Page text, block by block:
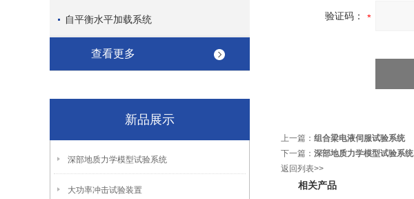
自平衡水平加载系统
查看更多
新品展示
深部地质力学模型试验系统
大功率冲击试验装置
验证码：
上一篇： 组合梁电液伺服试验系统
下一篇： 深部地质力学模型试验系统
返回列表>>
相关产品